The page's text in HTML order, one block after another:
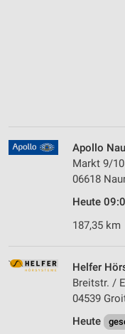
Apollo
Markt 9/10
06618
Heute
187,35 km
Helfer
Breitstr. /
04539
Heute